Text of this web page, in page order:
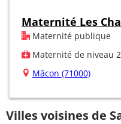
Maternité Les
Maternité publique
Maternité de niveau 2
Mâcon (71000)
Villes voisines de